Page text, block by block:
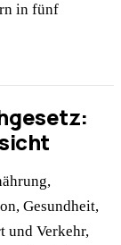
in fünf
Gesundheit,
und Verkehr,